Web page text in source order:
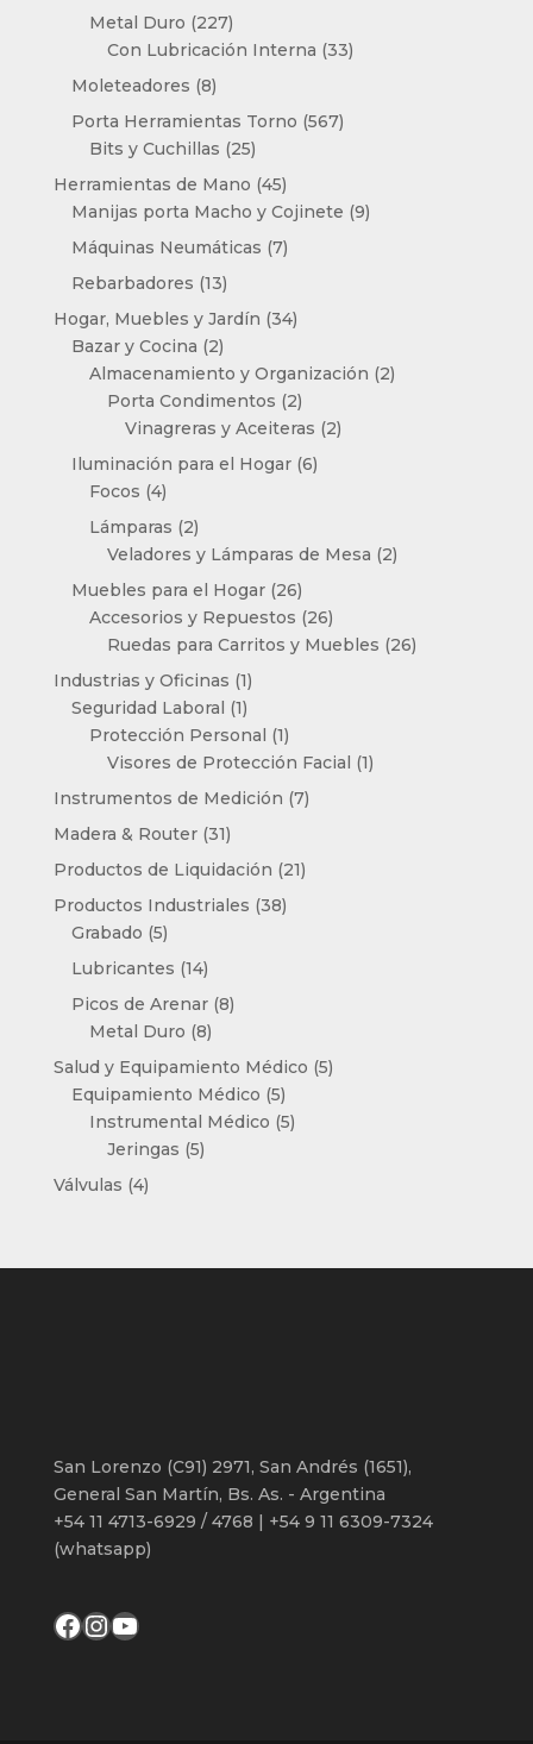
Metal Duro 227227
productos
Con Lubricación Interna 3333
Moleteadores 88
productos
Porta Herramientas Torno 567567
Bits y Cuchillas 2525
productos
Herramientas de Mano 4545
productos
Manijas porta Macho y Cojinete 99
Máquinas Neumáticas 77
Rebarbadores 1313
productos
Hogar, Muebles y Jardín 3434
Bazar y Cocina 22
productos
Almacenamiento y Organización 22
Porta Condimentos 22
productos
Vinagreras y Aceiteras 22
Iluminación para el Hogar 66
Focos 44
productos
Lámparas 22
productos
Veladores y Lámparas de Mesa 22
Muebles para el Hogar 2626
productos
Accesorios y Repuestos 2626
productos
Ruedas para Carritos y Muebles 2626
Industrias y Oficinas 11
producto
Seguridad Laboral 11
producto
Protección Personal 11
producto
Visores de Protección Facial 11
Instrumentos de Medición 77
Madera & Router 3131
productos
Productos de Liquidación 2121
Productos Industriales 3838
Grabado 55
productos
Lubricantes 1414
productos
Picos de Arenar 88
Metal Duro 88
productos
Salud y Equipamiento Médico 55
Equipamiento Médico 55
productos
Instrumental Médico 55
Jeringas 55
Válvulas 44
San Lorenzo (C91) 2971, San Andrés (1651),
General San Martín, Bs. As. - Argentina
+54 11 4713-6929 / 4768 | +54 9 11 6309-7324
(whatsapp)
Facebook
Instagram
YouTube